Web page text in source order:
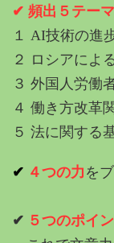
✔︎ 頻出５テーマ
１ AI技術の進
２ ロシアによ
３ 外国人労働
４ 働き方改革
５ 法に関する
✔︎ ４つの力 を
✔︎ ５つのポイ